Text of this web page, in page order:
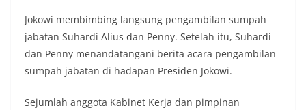
Jokowi membimbing langsung pengambilan sumpah
jabatan Suhardi Alius dan Penny. Setelah itu, Suhardi
dan Penny menandatangani berita acara pengambilan
sumpah jabatan di hadapan Presiden Jokowi.
Sejumlah anggota Kabinet Kerja dan pimpinan